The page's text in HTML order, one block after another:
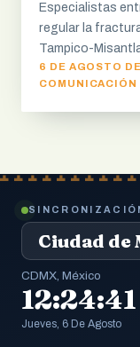
Especialistas
regular la
Tampico-
6 DE AGOSTO
COMUNICACIÓN
CDMX, México
12:24:42
Jueves, 6 De Agosto